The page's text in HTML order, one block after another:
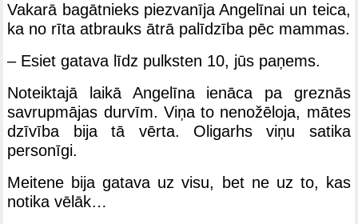
Vakarā bagātnieks piezvanīja Angelīnai un teica,
ka no rīta atbrauks ātrā palīdzība pēc mammas.
– Esiet gatava līdz pulksten 10, jūs paņems.
Noteiktajā laikā Angelīna ienāca pa greznās
savrupmājas durvīm. Viņa to nenožēloja, mātes
dzīvība bija tā vērta. Oligarhs viņu satika
personīgi.
Meitene bija gatava uz visu, bet ne uz to, kas
notika vēlāk…